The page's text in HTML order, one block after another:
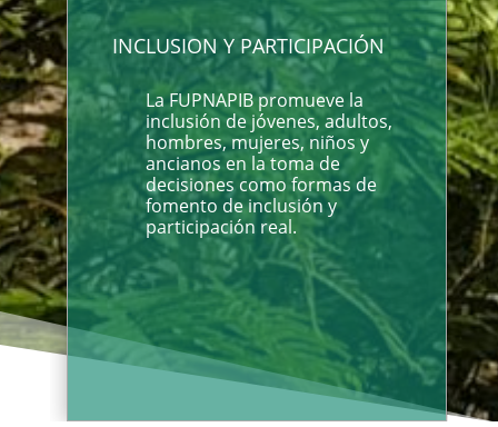
INCLUSION Y PARTICIPACIÓN
La FUPNAPIB promueve la
inclusión de jóvenes, adultos,
hombres, mujeres, niños y
ancianos en la toma de
decisiones como formas de
fomento de inclusión y
participación real.